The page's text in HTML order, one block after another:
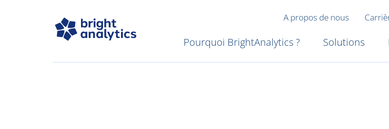
A propos de nous
Pourquoi BrightAnalytics ? Solutions